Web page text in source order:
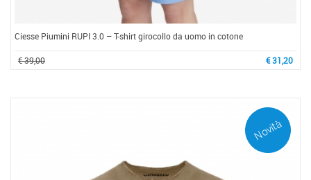
Ciesse Piumini RUPI 3.0 – T-shirt girocollo da uomo in cotone
€ 39,00 € 31,20
Novità